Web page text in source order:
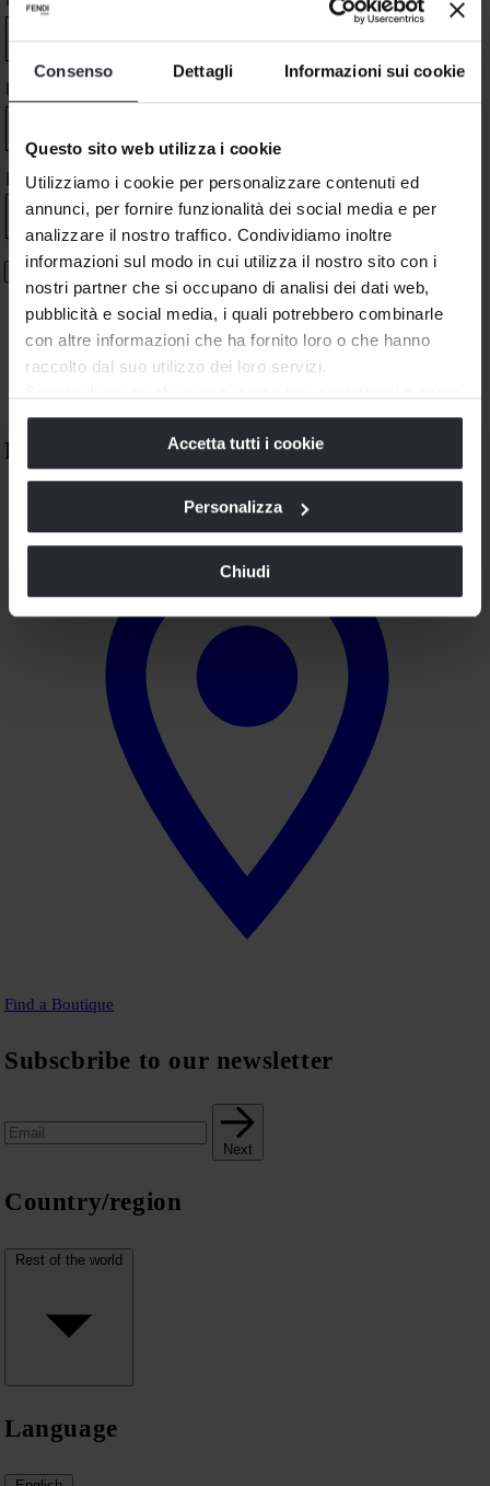
Consenso Dettagli Informazioni sui cookie
Questo sito web utilizza i cookie
Utilizziamo i cookie per personalizzare contenuti ed
annunci, per fornire funzionalità dei social media e per
analizzare il nostro traffico. Condividiamo inoltre
informazioni sul modo in cui utilizza il nostro sito con i
nostri partner che si occupano di analisi dei dati web,
pubblicità e social media, i quali potrebbero combinarle
con altre informazioni che ha fornito loro o che hanno
raccolto dal suo utilizzo dei loro servizi.
trattiamo i dati personali nella nostraInformativa sulla
Cookie Policy.
La chiusura di questo banner comporta il permanere delle
impostazioni di default e dunque la continuazione della
tracciamento diversi da quelli tecnici.
Accetta tutti i cookie
Personalizza
Chiudi
LAST NAME
E-MAIL *
I have read and understood the privacy policy confirm that I
am an adult
Fendi Casa Boutique
Find a Boutique
Subscbribe to our newsletter
Next
Country/region
Rest of the world
Language